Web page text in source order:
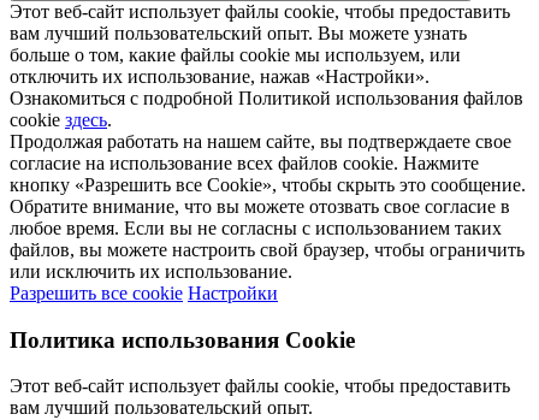
Этот веб-сайт использует файлы cookie, чтобы предоставить
вам лучший пользовательский опыт. Вы можете узнать
больше о том, какие файлы cookie мы используем, или
отключить их использование, нажав «Настройки».
Ознакомиться с подробной Политикой использования файлов
cookie здесь.
Продолжая работать на нашем сайте, вы подтверждаете свое
согласие на использование всех файлов cookie. Нажмите
кнопку «Разрешить все Cookie», чтобы скрыть это сообщение.
Обратите внимание, что вы можете отозвать свое согласие в
любое время. Если вы не согласны с использованием таких
файлов, вы можете настроить свой браузер, чтобы ограничить
или исключить их использование.
Разрешить все cookie Настройки
Политика использования Cookie
Этот веб-сайт использует файлы cookie, чтобы предоставить
вам лучший пользовательский опыт.